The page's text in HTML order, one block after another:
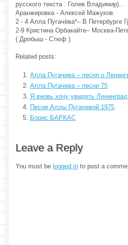
русского текста : Голев Владимир)...
Аранжировка - Алексей Мажуков.
2 - 4 Алла Пугачёва*– В Петербурге
2-9 Кристина Орбакайте– Москва-
( Дробыш - Стюф )
Related posts:
Алла Пугачева – песня о
Алла Пугачева – песни 75
Я вновь хочу увидеть Ленинград
Песни Аллы Пугачевой 1975
Борис БАРКАС
Leave a Reply
You must be logged in to post a